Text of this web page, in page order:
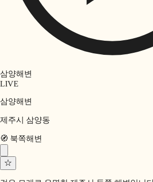
삼양해변
LIVE
삼양해변
제주시 삼양동
🧭 북쪽해변
☆